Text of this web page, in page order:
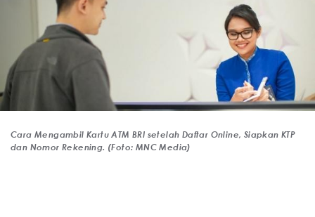
Cara Mengambil Kartu ATM BRI setelah Daftar Online, Siapkan KTP
dan Nomor Rekening. (Foto: MNC Media)